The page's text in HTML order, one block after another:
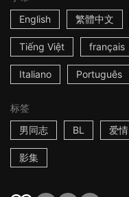
English
繁體中文
Tiếng Việt français
Italiano Português
标签
男同志
BL 爱情
影集